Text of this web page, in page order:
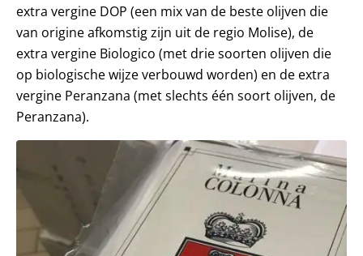
extra vergine DOP (een mix van de beste olijven die
van origine afkomstig zijn uit de regio Molise), de
extra vergine Biologico (met drie soorten olijven die
op biologische wijze verbouwd worden) en de extra
vergine Peranzana (met slechts één soort olijven, de
Peranzana).